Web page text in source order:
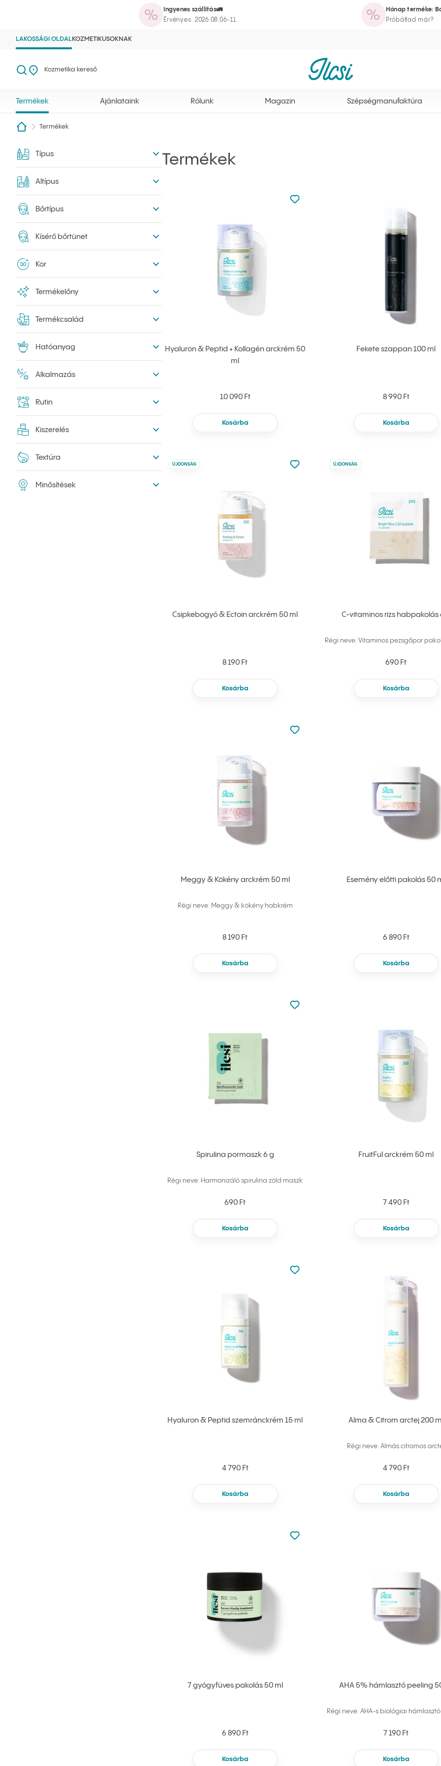
Ingyenes szállítás🚛
Érvényes: 2026.08.06-11.
Hónap terméke:
Próbáltad már?
Kozmetika kereső
AjánlatainkRólunkMagazin Törzsvásárlói program
LAKOSSÁGI OLDALKOZMETIKUSOKNAK
Ilcsi kezdőlap
Keresés Kozmetika kereső
Termékek Ajánlataink Rólunk Magazin Szépségmanufaktúra
Termékek
Szűrés
Típus
Altípus
Bőrtípus
Kísérő bőrtünet
Kor
Termékelőny
Termékcsalád
Hatóanyag
Alkalmazás
Rutin
Kiszerelés
Textúra
Minősítések
Termékek
Hyaluron & Peptid + Kollagén arckrém 50
ml
10 090 Ft
Kosárba
Nincsen hozzáadva a kedvencekhez
Hozzáadás a kedvencekhez
Fekete szappan 100 ml
8 990 Ft
Kosárba
Csipkebogyó & Ectoin arckrém 50 ml
ÚJDONSÁG
8 190 Ft
Kosárba
Nincsen hozzáadva a kedvencekhez
Hozzáadás a kedvencekhez
C-vitaminos rizs habpakolás
ÚJDONSÁG
Régi neve: Vitaminos pezsgőpor
690 Ft
Kosárba
Meggy & Kökény arckrém 50 ml
Régi neve: Meggy & kökény habkrém
8 190 Ft
Kosárba
Nincsen hozzáadva a kedvencekhez
Hozzáadás a kedvencekhez
Esemény előtti pakolás 50
6 890 Ft
Kosárba
Spirulina pormaszk 6 g
Régi neve: Harmonizáló spirulina zöld maszk
690 Ft
Kosárba
Nincsen hozzáadva a kedvencekhez
Hozzáadás a kedvencekhez
FruitFul arckrém 50 ml
7 490 Ft
Kosárba
Hyaluron & Peptid szemránckrém 15 ml
4 790 Ft
Kosárba
Nincsen hozzáadva a kedvencekhez
Hozzáadás a kedvencekhez
Alma & Citrom arctej 200 ml
Régi neve: Almás citromos
4 790 Ft
Kosárba
7 gyógyfüves pakolás 50 ml
6 890 Ft
Kosárba
Nincsen hozzáadva a kedvencekhez
Hozzáadás a kedvencekhez
AHA 5% hámlasztó peeling
Régi neve: AHA-s biológiai
7 190 Ft
Kosárba